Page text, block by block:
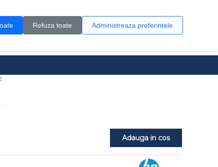
Refuza toate Administreaza preferintele
0 produs(e)
Adauga in cos